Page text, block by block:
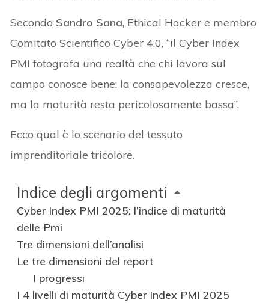
Secondo Sandro Sana, Ethical Hacker e membro
Comitato Scientifico Cyber 4.0, “il Cyber Index
PMI fotografa una realtà che chi lavora sul
campo conosce bene: la consapevolezza cresce,
ma la maturità resta pericolosamente bassa”.
Ecco qual è lo scenario del tessuto
imprenditoriale tricolore.
Indice degli argomenti
Cyber Index PMI 2025: l’indice di maturità
delle Pmi
Tre dimensioni dell’analisi
Le tre dimensioni del report
I progressi
I 4 livelli di maturità Cyber Index PMI 2025